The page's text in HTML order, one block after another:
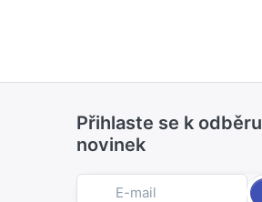
Přihlaste se k odběru
novinek